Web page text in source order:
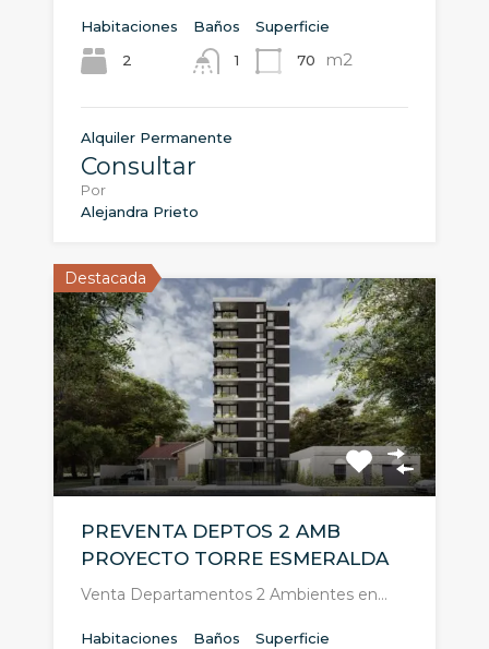
Habitaciones
2
Baños
1
Superficie
70
m2
Alquiler Permanente
Consultar
Por
Alejandra Prieto
Destacada
PREVENTA DEPTOS 2 AMB
PROYECTO TORRE ESMERALDA
Venta Departamentos 2 Ambientes en…
Habitaciones
Baños
Superficie